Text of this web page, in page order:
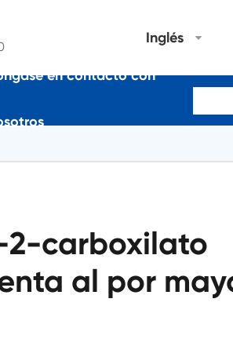
Inglés
en contacto con
carboxilato
al por